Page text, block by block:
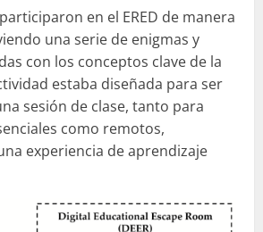
en el ERED de manera
una serie de enigmas y
con los conceptos clave de la
estaba diseñada para ser
sesión de clase, tanto para
como remotos,
experiencia de aprendizaje